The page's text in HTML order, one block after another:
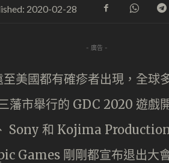
2020-02-28
- 廣告 -
美國都有確疹者出現，全球
藩市舉行的 GDC 2020 遊戲
Sony 和 Kojima
Games 剛剛都宣布退出大